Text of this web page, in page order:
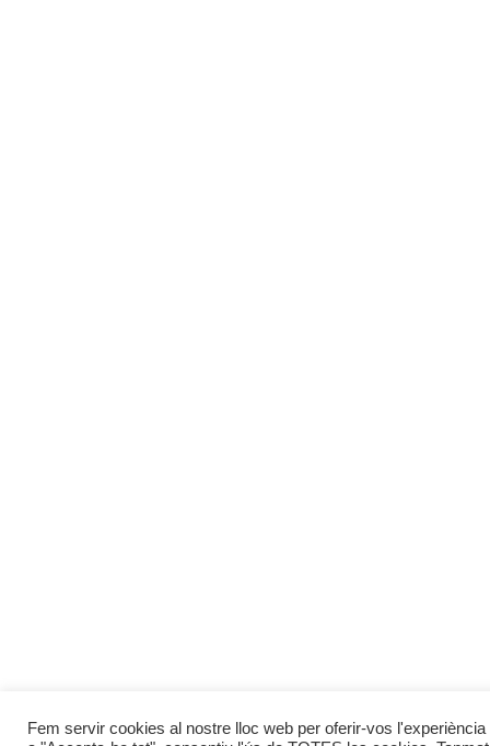
Fem servir cookies al nostre lloc web per oferir-vos